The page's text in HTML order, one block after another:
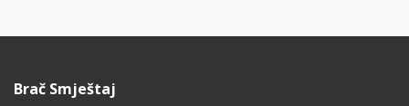
Brač Smještaj